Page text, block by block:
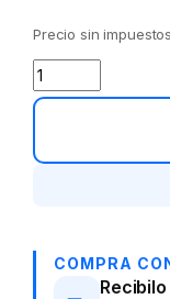
Precio sin
triset 5841
COMPRA